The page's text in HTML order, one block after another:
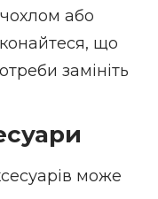
або
що
замініть
може